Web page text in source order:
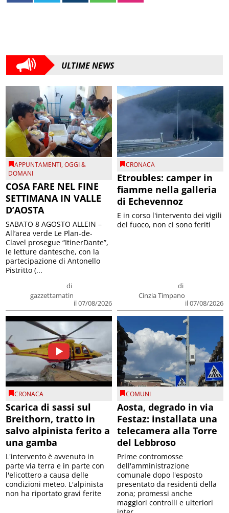
ULTIME NEWS
APPUNTAMENTI,OGGI &
DOMANI
COSA FARE NEL FINE
SETTIMANA IN VALLE
D’AOSTA
di
gazzettamatin
il 07/08/2026
SABATO 8 AGOSTO ALLEIN –
All’area verde Le Plan-de-
Clavel prosegue “ItinerDante”,
le letture dantesche, con la
partecipazione di Antonello
Pistritto (...
CRONACA
Etroubles: camper in
fiamme nella galleria
di Echevennoz
di
Cinzia Timpano
il 07/08/2026
E in corso l'intervento dei vigili
del fuoco, non ci sono feriti
CRONACA
Scarica di sassi sul
Breithorn, tratto in
salvo alpinista ferito a
una gamba
L'intervento è avvenuto in
parte via terra e in parte con
l'elicottero a causa delle
condizioni meteo. L'alpinista
non ha riportato gravi ferite
COMUNI
Aosta, degrado in via
Festaz: installata una
telecamera alla Torre
del Lebbroso
Prime contromosse
dell'amministrazione
comunale dopo l'esposto
presentato da residenti della
zona; promessi anche
maggiori controlli e ulteriori